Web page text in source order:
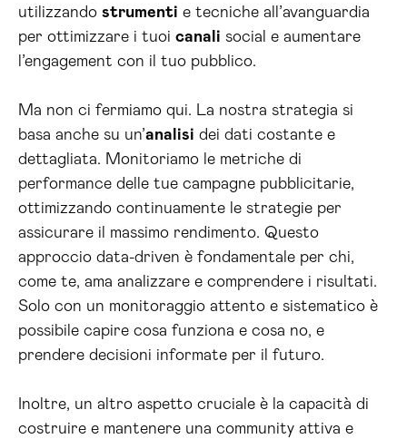
utilizzando strumenti e tecniche all’avanguardia
per ottimizzare i tuoi canali social e aumentare
l’engagement con il tuo pubblico.
Ma non ci fermiamo qui. La nostra strategia si
basa anche su un’analisi dei dati costante e
dettagliata. Monitoriamo le metriche di
performance delle tue campagne pubblicitarie,
ottimizzando continuamente le strategie per
assicurare il massimo rendimento. Questo
approccio data-driven è fondamentale per chi,
come te, ama analizzare e comprendere i risultati.
Solo con un monitoraggio attento e sistematico è
possibile capire cosa funziona e cosa no, e
prendere decisioni informate per il futuro.
Inoltre, un altro aspetto cruciale è la capacità di
costruire e mantenere una community attiva e